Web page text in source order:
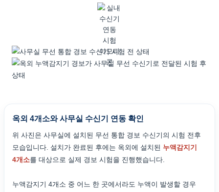
옥외 4개소와 사무실 수신기 연동 확인
위 사진은 사무실에 설치된 무선 통합 경보 수신기의 시험 전후
모습입니다. 설치가 완료된 후에는 옥외에 설치된 누액감지기
4개소를 대상으로 실제 경보 시험을 진행했습니다.
누액감지기 4개소 중 어느 한 곳에서라도 누액이 발생할 경우